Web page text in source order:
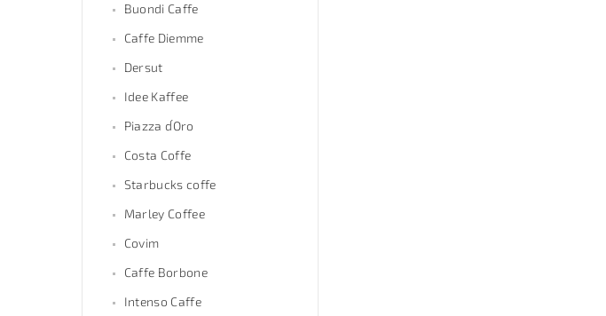
Buondi Caffe
Caffe Diemme
Dersut
Idee Kaffee
Piazza d´Oro
Costa Coffe
Starbucks coffe
Marley Coffee
Covim
Caffe Borbone
Intenso Caffe